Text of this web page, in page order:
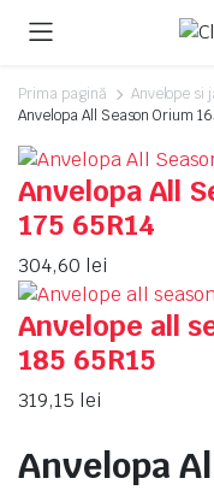
Prima pagină Anvelope si
Anvelopa All Season Orium
Anvelopa All
175 65R14
304,60 lei
Anvelope all
185 65R15
319,15 lei
Anvelopa